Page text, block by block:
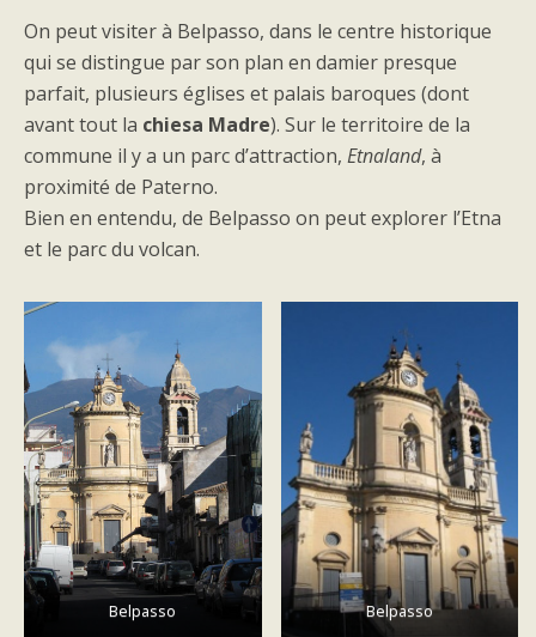
On peut visiter à Belpasso, dans le centre historique
qui se distingue par son plan en damier presque
parfait, plusieurs églises et palais baroques (dont
avant tout la chiesa Madre). Sur le territoire de la
commune il y a un parc d’attraction, Etnaland, à
proximité de Paterno.
Bien en entendu, de Belpasso on peut explorer l’Etna
et le parc du volcan.
Belpasso Belpasso